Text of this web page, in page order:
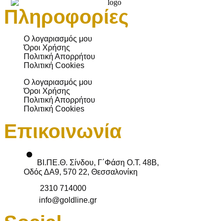
Πληροφορίες
Ο λογαριασμός μου
Όροι Χρήσης
Πολιτική Απορρήτου
Πολιτική Cookies
Ο λογαριασμός μου
Όροι Χρήσης
Πολιτική Απορρήτου
Πολιτική Cookies
Επικοινωνία
ΒΙ.ΠΕ.Θ. Σίνδου, Γ΄Φάση Ο.Τ. 48Β,
Οδός ΔΑ9, 570 22, Θεσσαλονίκη
2310 714000
info@goldline.gr